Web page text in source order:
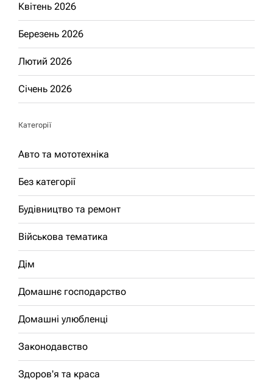
Квітень 2026
Березень 2026
Лютий 2026
Січень 2026
Категорії
Авто та мототехніка
Без категорії
Будівництво та ремонт
Військова тематика
Дім
Домашнє господарство
Домашні улюбленці
Законодавство
Здоров'я та краса